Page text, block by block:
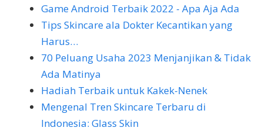
Game Android Terbaik 2022 - Apa Aja Ada
Tips Skincare ala Dokter Kecantikan yang
Harus…
70 Peluang Usaha 2023 Menjanjikan & Tidak
Ada Matinya
Hadiah Terbaik untuk Kakek-Nenek
Mengenal Tren Skincare Terbaru di
Indonesia: Glass Skin